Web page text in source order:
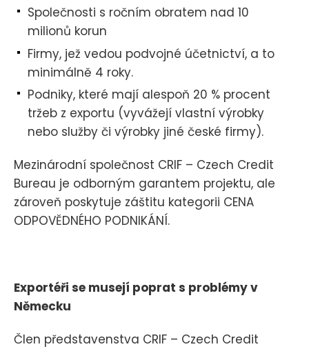
Společnosti s ročním obratem nad 10
milionů korun
Firmy, jež vedou podvojné účetnictví, a to
minimálně 4 roky.
Podniky, které mají alespoň 20 % procent
tržeb z exportu (vyvážejí vlastní výrobky
nebo služby či výrobky jiné české firmy).
Mezinárodní společnost CRIF – Czech Credit
Bureau je odborným garantem projektu, ale
zároveň poskytuje záštitu kategorii CENA
ODPOVĚDNÉHO PODNIKÁNÍ.
Exportéři se musejí poprat s problémy v
Německu
Člen představenstva CRIF – Czech Credit